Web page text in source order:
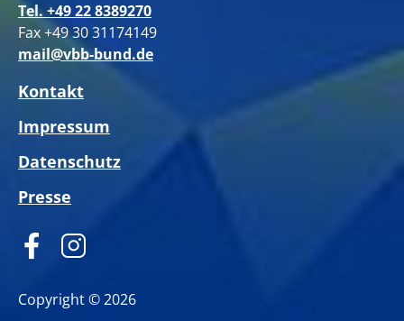
Tel. +49 22 8389270
Fax +49 30 31174149
mail@vbb-bund.de
Kontakt
Impressum
Datenschutz
Presse
Copyright © 2026